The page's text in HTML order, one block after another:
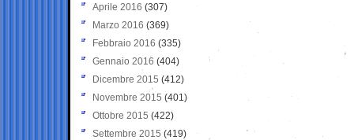
Aprile 2016 (307)
Marzo 2016 (369)
Febbraio 2016 (335)
Gennaio 2016 (404)
Dicembre 2015 (412)
Novembre 2015 (401)
Ottobre 2015 (422)
Settembre 2015 (419)